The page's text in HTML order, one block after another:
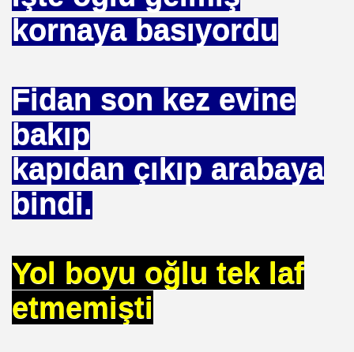
kornaya basıyordu
Fidan son kez evine
bakıp
kapıdan çıkıp arabaya
bindi.
Yol boyu oğlu tek laf
etmemişti